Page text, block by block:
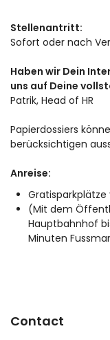
Stellenantritt:
Sofort oder nach
Haben wir Dein
uns auf Deine
Patrik, Head of HR
Papierdossiers
berücksichtigen
Anreise:
(Mit dem
Hauptbahnhof
Minuten
Contact